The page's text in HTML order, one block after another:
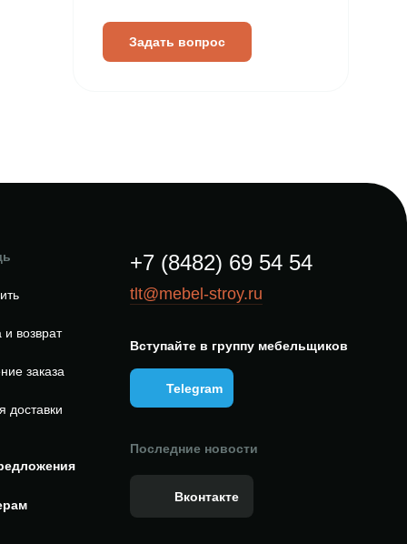
Задать вопрос
возврат
заказа
доставки
+7 (8482) 69 54 54
tlt@mebel-stroy.ru
Вступайте в группу мебельщиков
Telegram
Последние новости
Вконтакте